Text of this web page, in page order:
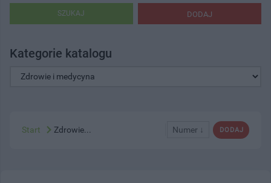
DODAJ
SZUKAJ
Kategorie katalogu
DODAJ
Numer ↓
Start Zdrowie...